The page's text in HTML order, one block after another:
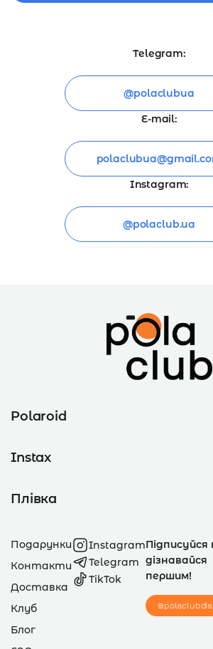
Telegram:
@polaclubua
E-mail:
Instagram:
@polaclub.ua
Polaroid
Instax
Плівка
Подарунки
Контакти
Доставка
Клуб
Блог
Instagram
Telegram
TikTok
першим!